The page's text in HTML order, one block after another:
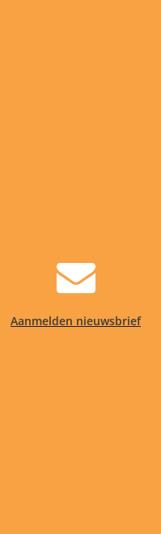
Aanmelden nieuwsbrief